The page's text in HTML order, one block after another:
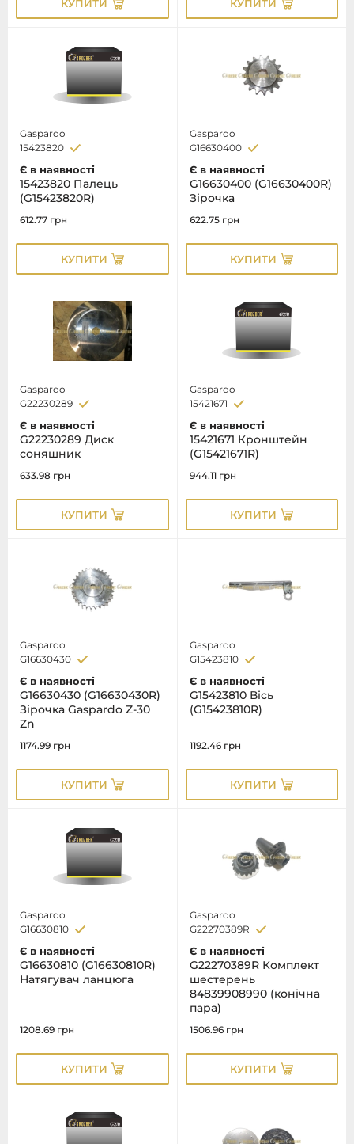
КУПИТИ КУПИТИ
Gaspardo
15423820
Є в наявності
15423820 Палець
(G15423820R)
612.77 грн
КУПИТИ
Gaspardo
G16630400
Є в наявності
G16630400 (G16630400R)
Зірочка
622.75 грн
КУПИТИ
Gaspardo
G22230289
Є в наявності
G22230289 Диск
соняшник
633.98 грн
КУПИТИ
Gaspardo
15421671
Є в наявності
15421671 Кронштейн
(G15421671R)
944.11 грн
КУПИТИ
Gaspardo
G16630430
Є в наявності
G16630430 (G16630430R)
Зірочка Gaspardo Z-30
Zn
1174.99 грн
КУПИТИ
Gaspardo
G15423810
Є в наявності
G15423810 Вісь
(G15423810R)
1192.46 грн
КУПИТИ
Gaspardo
G16630810
Є в наявності
G16630810 (G16630810R)
Натягувач ланцюга
1208.69 грн
КУПИТИ
Gaspardo
G22270389R
Є в наявності
G22270389R Комплект
шестерень
84839908990 (конічна
пара)
1506.96 грн
КУПИТИ